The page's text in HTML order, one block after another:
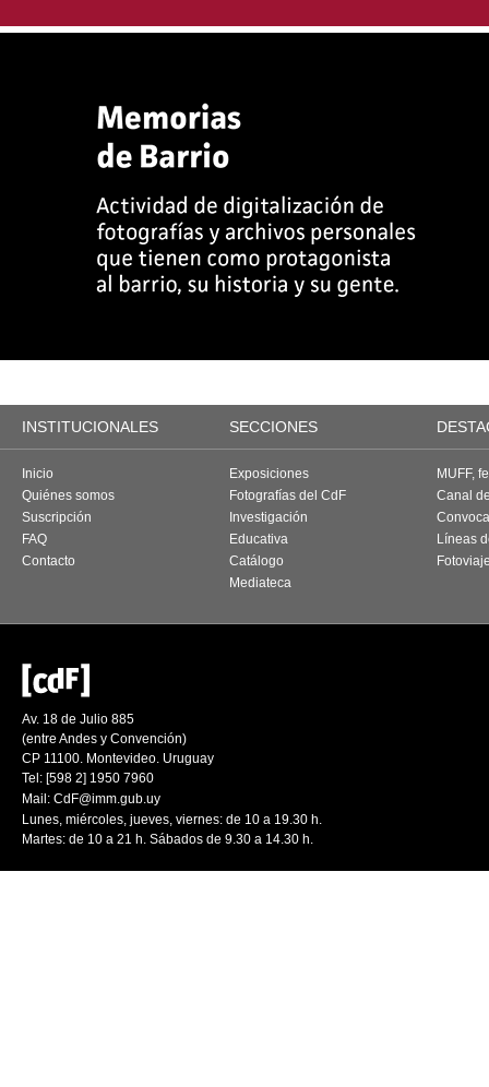
INSTITUCIONALES SECCIONES
Inicio
Quiénes somos
Suscripción
FAQ
Contacto
Exposiciones
Fotografías del CdF
Investigación
Educativa
Catálogo
Mediateca
MUFF,
Canal
Líneas
Av. 18 de Julio 885
(entre Andes y Convención)
CP 11100. Montevideo. Uruguay
Tel: [598 2] 1950 7960
Mail: CdF@imm.gub.uy
Lunes, miércoles, jueves, viernes: de 10 a 19.30 h.
Martes: de 10 a 21 h. Sábados de 9.30 a 14.30 h.